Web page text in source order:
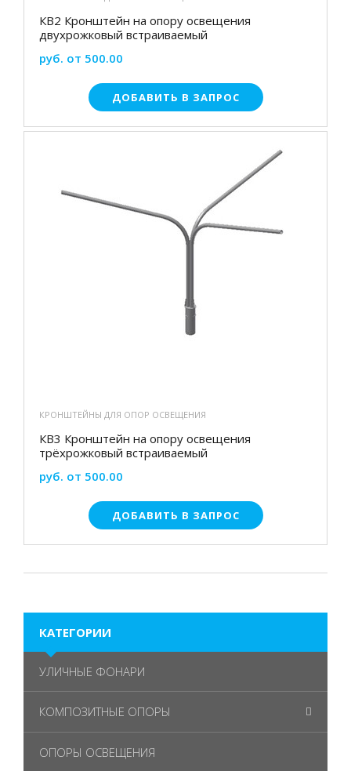
КВ2 Кронштейн на опору освещения
двухрожковый встраиваемый
руб. от 500.00
ДОБАВИТЬ В ЗАПРОС
КРОНШТЕЙНЫ ДЛЯ ОПОР ОСВЕЩЕНИЯ
КВ3 Кронштейн на опору освещения
трёхрожковый встраиваемый
руб. от 500.00
ДОБАВИТЬ В ЗАПРОС
КАТЕГОРИИ
УЛИЧНЫЕ ФОНАРИ
КОМПОЗИТНЫЕ ОПОРЫ
ОПОРЫ ОСВЕЩЕНИЯ